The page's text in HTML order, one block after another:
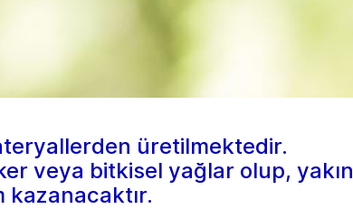
üretilmektedir.
veya bitkisel yağlar olup, yakın
kazanacaktır.